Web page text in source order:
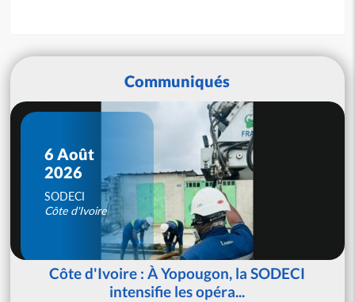
Communiqués
6 Août
2026
SODECI
Côte d'Ivoire
Côte d'Ivoire : À Yopougon, la SODECI
intensifie les opéra...